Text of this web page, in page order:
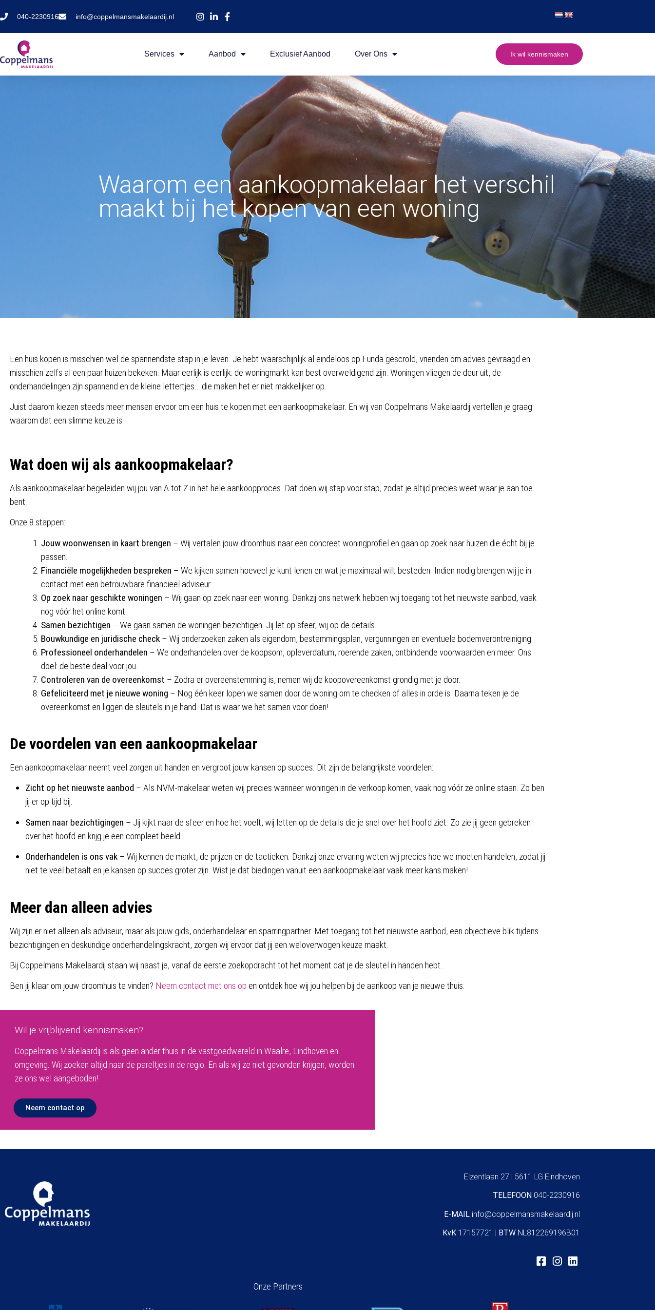
040-2230916 info@coppelmansmakelaardij.nl
Services Aanbod Exclusief Aanbod Over Ons Ik wil kennismaken
Waarom een aankoopmakelaar het verschil
maakt bij het kopen van een woning
Een huis kopen is misschien wel de spannendste stap in je leven. Je hebt waarschijnlijk al eindeloos op Funda gescrold, vrienden om advies gevraagd en
misschien zelfs al een paar huizen bekeken. Maar eerlijk is eerlijk: de woningmarkt kan best overweldigend zijn. Woningen vliegen de deur uit, de
onderhandelingen zijn spannend en de kleine lettertjes… die maken het er niet makkelijker op.
Juist daarom kiezen steeds meer mensen ervoor om een huis te kopen met een aankoopmakelaar. En wij van Coppelmans Makelaardij vertellen je graag
waarom dat een slimme keuze is.
Wat doen wij als aankoopmakelaar?
Als aankoopmakelaar begeleiden wij jou van A tot Z in het hele aankoopproces. Dat doen wij stap voor stap, zodat je altijd precies weet waar je aan toe
bent.
Onze 8 stappen:
Jouw woonwensen in kaart brengen – Wij vertalen jouw droomhuis naar een concreet woningprofiel en gaan op zoek naar huizen die écht bij je
passen.
Financiële mogelijkheden bespreken – We kijken samen hoeveel je kunt lenen en wat je maximaal wilt besteden. Indien nodig brengen wij je in
contact met een betrouwbare financieel adviseur.
Op zoek naar geschikte woningen – Wij gaan op zoek naar een woning. Dankzij ons netwerk hebben wij toegang tot het nieuwste aanbod, vaak
nog vóór het online komt.
Samen bezichtigen – We gaan samen de woningen bezichtigen. Jij let op sfeer, wij op de details.
Bouwkundige en juridische check – Wij onderzoeken zaken als eigendom, bestemmingsplan, vergunningen en eventuele bodemverontreiniging.
Professioneel onderhandelen – We onderhandelen over de koopsom, opleverdatum, roerende zaken, ontbindende voorwaarden en meer. Ons
doel: de beste deal voor jou.
Controleren van de overeenkomst – Zodra er overeenstemming is, nemen wij de koopovereenkomst grondig met je door.
Gefeliciteerd met je nieuwe woning – Nog één keer lopen we samen door de woning om te checken of alles in orde is. Daarna teken je de
overeenkomst en liggen de sleutels in je hand. Dat is waar we het samen voor doen!
De voordelen van een aankoopmakelaar
Een aankoopmakelaar neemt veel zorgen uit handen en vergroot jouw kansen op succes. Dit zijn de belangrijkste voordelen:
Zicht op het nieuwste aanbod – Als NVM-makelaar weten wij precies wanneer woningen in de verkoop komen, vaak nog vóór ze online staan. Zo ben
jij er op tijd bij.
Samen naar bezichtigingen – Jij kijkt naar de sfeer en hoe het voelt, wij letten op de details die je snel over het hoofd ziet. Zo zie jij geen gebreken
over het hoofd en krijg je een compleet beeld.
Onderhandelen is ons vak – Wij kennen de markt, de prijzen en de tactieken. Dankzij onze ervaring weten wij precies hoe we moeten handelen, zodat jij
niet te veel betaalt en je kansen op succes groter zijn. Wist je dat biedingen vanuit een aankoopmakelaar vaak meer kans maken!
Meer dan alleen advies
Wij zijn er niet alleen als adviseur, maar als jouw gids, onderhandelaar en sparringpartner. Met toegang tot het nieuwste aanbod, een objectieve blik tijdens
bezichtigingen en deskundige onderhandelingskracht, zorgen wij ervoor dat jij een weloverwogen keuze maakt.
Bij Coppelmans Makelaardij staan wij naast je, vanaf de eerste zoekopdracht tot het moment dat je de sleutel in handen hebt.
Ben jij klaar om jouw droomhuis te vinden? Neem contact met ons op en ontdek hoe wij jou helpen bij de aankoop van je nieuwe thuis.
Wil je vrijblijvend kennismaken?
Coppelmans Makelaardij is als geen ander thuis in de vastgoedwereld in Waalre, Eindhoven en
omgeving. Wij zoeken altijd naar de pareltjes in de regio. En als wij ze niet gevonden krijgen, worden
ze ons wel aangeboden!
Neem contact op
Elzentlaan 27 | 5611 LG Eindhoven
TELEFOON 040-2230916
E-MAIL info@coppelmansmakelaardij.nl
KvK 17157721 | BTW NL812269196B01
Onze Partners